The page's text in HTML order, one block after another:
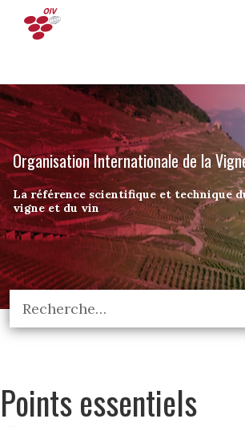
Aller au
Organisation Internationale de la
La référence scientifique et technique
vigne et du vin
Points essentiels